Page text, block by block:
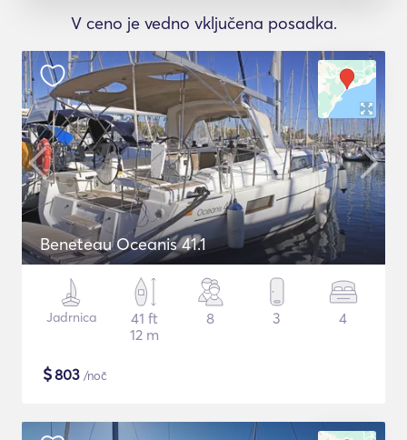
V ceno je vedno vključena posadka.
Beneteau Oceanis 41.1
Jadrnica
41 ft
12 m
8 3 4
$803 /noč